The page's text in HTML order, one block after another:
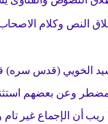
النص وكلام
الخويي (قدس سره)
وعن بعضهم
ريب أن الإجماع غير